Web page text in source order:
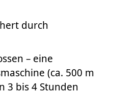
durch
– eine
(ca. 500 m
3 bis 4 Stunden